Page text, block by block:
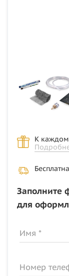
К
Заполните
для
Имя *
Номер